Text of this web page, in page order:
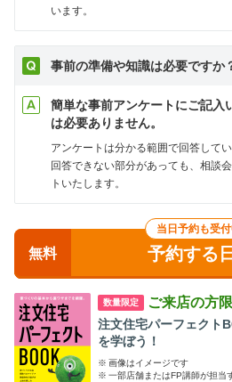
います。
事前の準備や知識は必要ですか
簡単な事前アンケートにご記入
は必要ありません。
アンケートは分かる範囲で回答してい
回答できない部分があっても、相談
トいたします。
当日予約も受
無料 予約する
数量限定 ご来店の方
注文住宅パーフェクト
を学ぼう！
※ 画像はイメージです
※ 一部店舗またはFP講師が担当